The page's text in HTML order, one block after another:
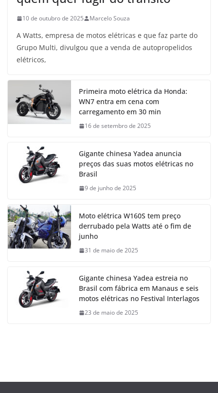
10 de outubro de 2025 Marcelo Souza
A Watts, empresa de motos elétricas e que faz parte do
Grupo Multi, divulgou que a venda de autopropelidos
elétricos,
Primeira moto elétrica da Honda:
WN7 entra em cena com
carregamento em 30 min
16 de setembro de 2025
Gigante chinesa Yadea anuncia
preços das suas motos elétricas no
Brasil
9 de junho de 2025
Moto elétrica W160S tem preço
derrubado pela Watts até o fim de
junho
31 de maio de 2025
Gigante chinesa Yadea estreia no
Brasil com fábrica em Manaus e seis
motos elétricas no Festival Interlagos
23 de maio de 2025